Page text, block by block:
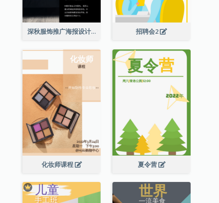
深秋服饰推广海报设计 招聘会2
化妆师课程 夏令营